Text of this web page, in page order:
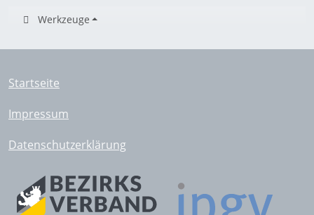
Werkzeuge
Startseite
Impressum
Datenschutzerklärung